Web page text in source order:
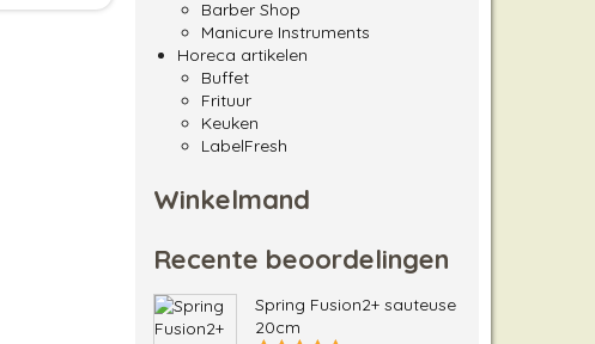
Dit product heeft meerdere variaties. Deze optie kan gekozen
Barber Shop
Manicure Instruments
Horeca artikelen
Buffet
Frituur
Keuken
LabelFresh
Winkelmand
Recente beoordelingen
Spring Fusion2+ sauteuse
20cm